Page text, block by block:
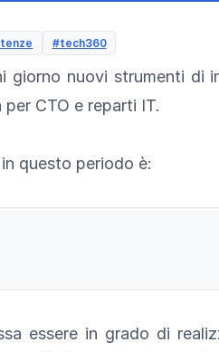
#tech360
giorno nuovi strumenti di
CTO e reparti IT.
questo periodo è:
essere in grado di